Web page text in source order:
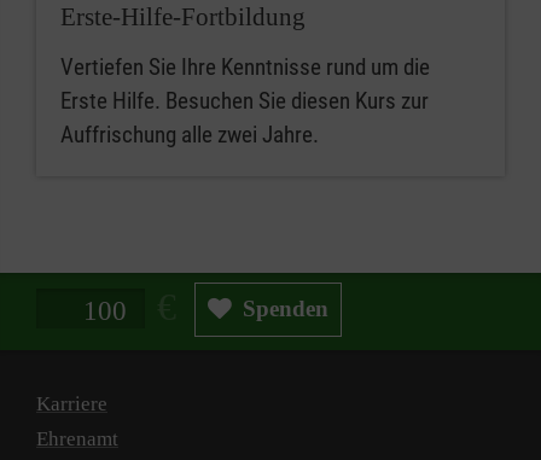
Erste-Hilfe-Fortbildung
Vertiefen Sie Ihre Kenntnisse rund um die
Erste Hilfe. Besuchen Sie diesen Kurs zur
Auffrischung alle zwei Jahre.
Spendenbetrag in Euro Spenden
Karriere
Ehrenamt